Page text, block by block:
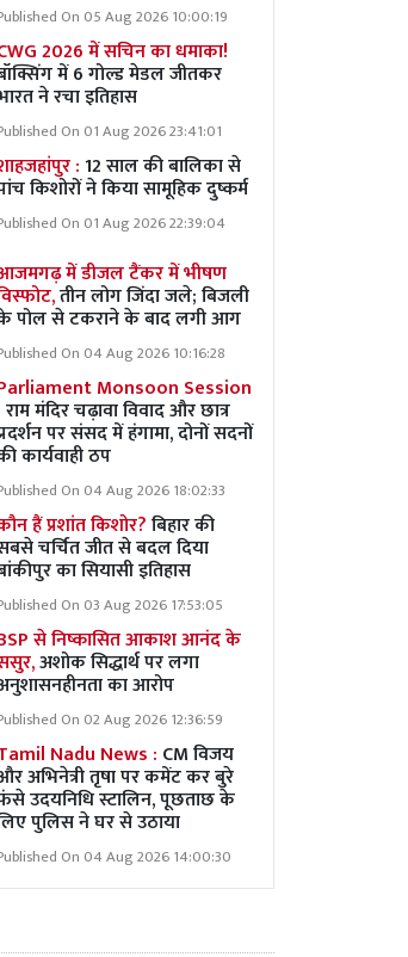
On 05 Aug 2026 10:00:19
2026 में सचिन का धमाका!
में 6 गोल्ड मेडल जीतकर
ने रचा इतिहास
On 01 Aug 2026 23:41:01
:12 साल की बालिका से
किशोरों ने किया सामूहिक दुष्कर्म
On 01 Aug 2026 22:39:04
में डीजल टैंकर में भीषण
तीन लोग जिंदा जले; बिजली
पोल से टकराने के बाद लगी आग
On 04 Aug 2026 10:16:28
Monsoon Session
राम मंदिर चढ़ावा विवाद और छात्र
पर संसद में हंगामा, दोनों सदनों
कार्यवाही ठप
On 04 Aug 2026 18:02:33
हैं प्रशांत किशोर?बिहार की
चर्चित जीत से बदल दिया
का सियासी इतिहास
On 03 Aug 2026 17:53:05
से निष्कासित आकाश आनंद के
अशोक सिद्धार्थ पर लगा
का आरोप
On 02 Aug 2026 12:36:59
Nadu News : CM विजय
अभिनेत्री तृषा पर कमेंट कर बुरे
उदयनिधि स्टालिन, पूछताछ के
पुलिस ने घर से उठाया
On 04 Aug 2026 14:00:30